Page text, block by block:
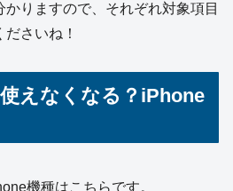
かりますので、それぞれ対象項目
さいね！
えなくなる？iPhone
機種はこちらです。